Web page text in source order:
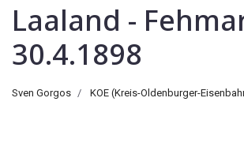
Laaland -
30.4.1898
Sven Gorgos KOE (Kreis-Oldenburger-